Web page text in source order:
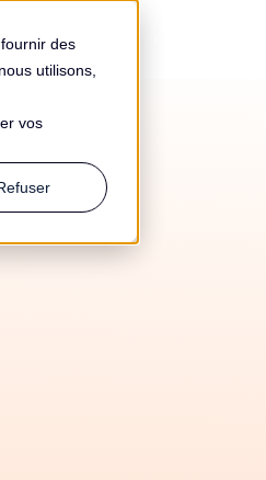
des
utilisons,
vos